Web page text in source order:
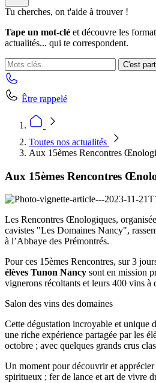
Tu cherches, on t'aide à trouver !
Tape un mot-clé et découvre les
actualités... qui te correspondent.
C'est
Être rappelé
Toutes nos actualités
Aux 15èmes Rencontres
Aux 15èmes Rencontres
Les Rencontres Œnologiques,
cavistes "Les Domaines Nancy",
à l’Abbaye des Prémontrés.
Pour ces 15èmes Rencontres, sur 3
élèves Tunon Nancy sont en mission
vignerons récoltants et leurs 400 vins à
Salon des vins des domaines
Cette dégustation incroyable et unique
une riche expérience partagée par les
octobre ; avec quelques grands crus
Un moment pour découvrir et
spiritueux ; fer de lance et art de vivre